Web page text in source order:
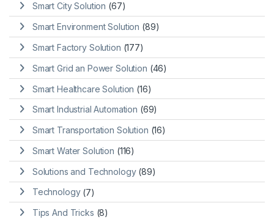
Smart City Solution (67)
Smart Environment Solution (89)
Smart Factory Solution (177)
Smart Grid an Power Solution (46)
Smart Healthcare Solution (16)
Smart Industrial Automation (69)
Smart Transportation Solution (16)
Smart Water Solution (116)
Solutions and Technology(89)
Technology(7)
Tips And Tricks (8)